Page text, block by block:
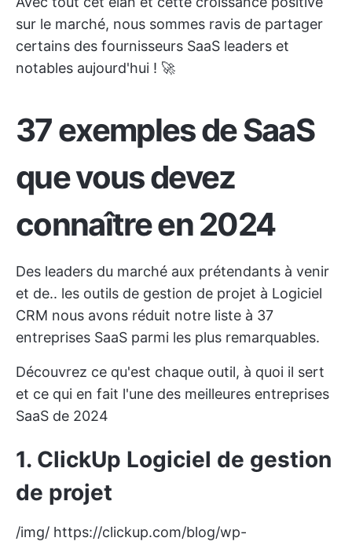
sur le marché, nous sommes ravis de partager
certains des fournisseurs SaaS leaders et
notables aujourd'hui ! 🚀
37 exemples de SaaS
que vous devez
connaître en 2024
Des leaders du marché aux prétendants à venir
et de.. les outils de gestion de projet à Logiciel
CRM nous avons réduit notre liste à 37
entreprises SaaS parmi les plus remarquables.
Découvrez ce qu'est chaque outil, à quoi il sert
et ce qui en fait l'une des meilleures entreprises
SaaS de 2024
1. ClickUp Logiciel de gestion
de projet
/img/ https://clickup.com/blog/wp-